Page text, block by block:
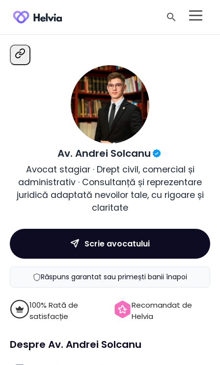
search
Av. Andrei Solcanu
Avocat stagiar · Drept civil, comercial și
administrativ · Consultanță și reprezentare
juridică adaptată nevoilor tale, cu rigoare și
claritate
Scrie avocatului
Răspuns garantat sau primești banii înapoi
100% Rată de
satisfacție
Recomandat de
Helvia
Despre Av. Andrei Solcanu